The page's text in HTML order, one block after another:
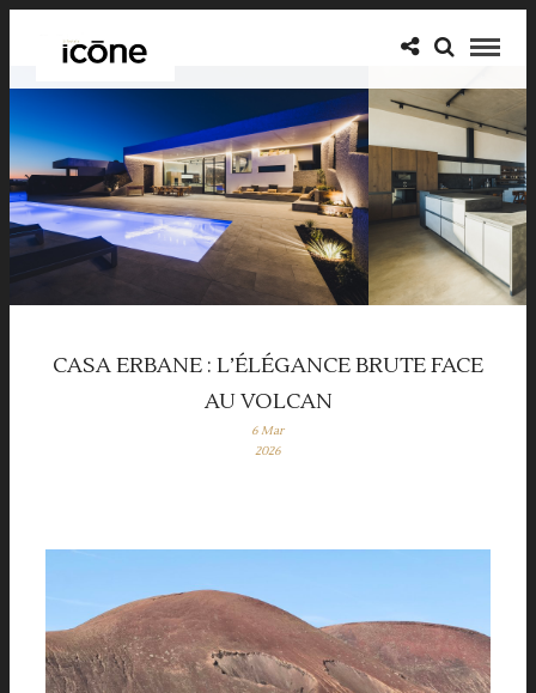
CASA ERBANE : L’ÉLÉGANCE BRUTE FACE
AU VOLCAN
6 Mar
2026